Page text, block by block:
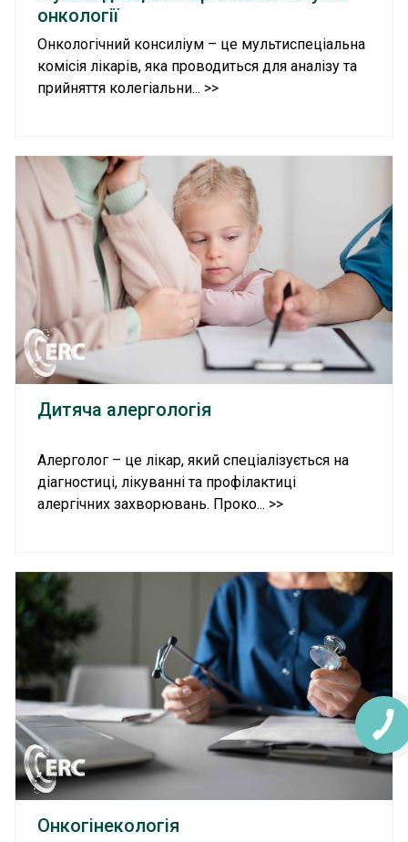
онкології
Онкологічний консиліум – це мультиспеціальна
комісія лікарів, яка проводиться для аналізу та
прийняття колегіальни... >>
Дитяча алергологія
Алерголог – це лікар, який спеціалізується на
діагностиці, лікуванні та профілактиці
алергічних захворювань. Проко... >>
Онкогінекологія
КНОПКА
ЗВ'ЯЗКУ